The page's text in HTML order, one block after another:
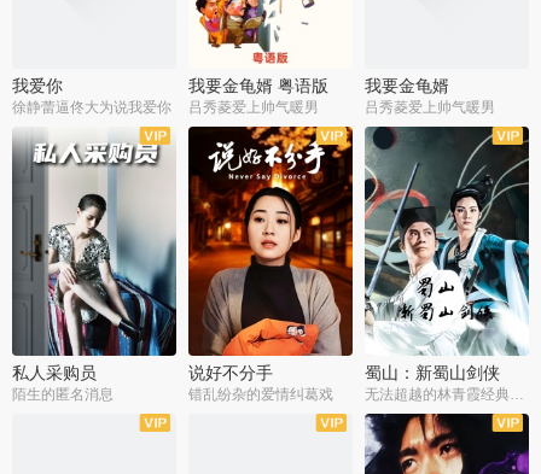
我爱你
徐静蕾逼佟大为说我爱你
我要金龟婿 粤语版
吕秀菱爱上帅气暖男
我要金龟婿
吕秀菱爱上帅气暖男
私人采购员
陌生的匿名消息
说好不分手
错乱纷杂的爱情纠葛戏
蜀山：新蜀山剑侠
无法超越的林青霞经典角色